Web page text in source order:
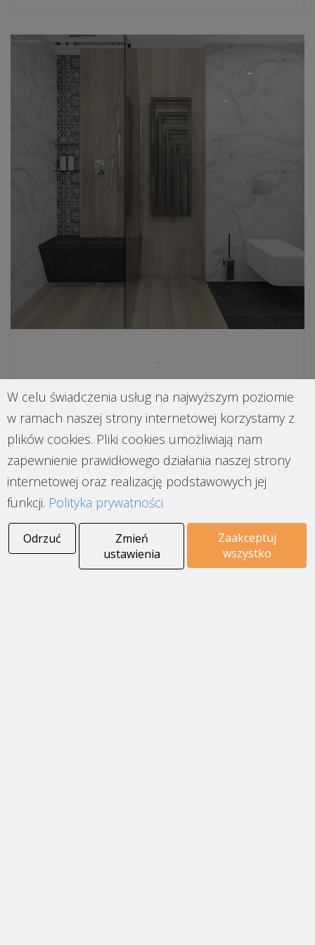
W celu świadczenia usług na najwyższym poziomie
w ramach naszej strony internetowej korzystamy z
plików cookies. Pliki cookies umożliwiają nam
zapewnienie prawidłowego działania naszej strony
internetowej oraz realizację podstawowych jej
funkcji. Polityka prywatności
Odrzuć
Zmień
ustawienia
Zaakceptuj
wszystko
.